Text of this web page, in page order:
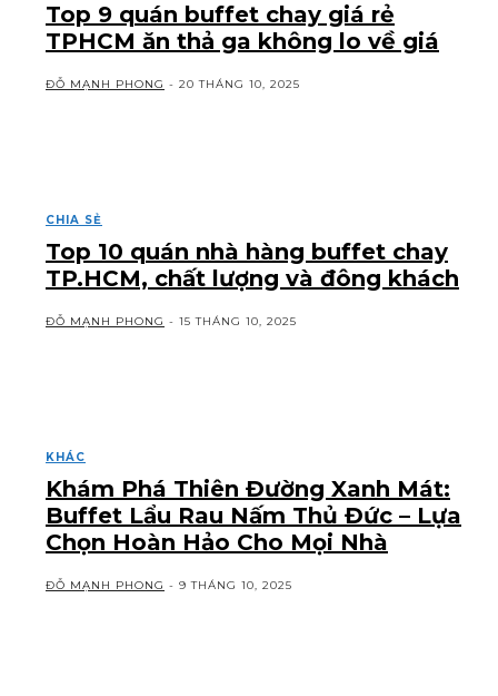
Top 9 quán buffet chay giá rẻ
TPHCM ăn thả ga không lo về giá
ĐỖ MẠNH PHONG - 20 THÁNG 10, 2025
CHIA SẺ
Top 10 quán nhà hàng buffet chay
TP.HCM, chất lượng và đông khách
ĐỖ MẠNH PHONG - 15 THÁNG 10, 2025
KHÁC
Khám Phá Thiên Đường Xanh Mát:
Buffet Lẩu Rau Nấm Thủ Đức – Lựa
Chọn Hoàn Hảo Cho Mọi Nhà
ĐỖ MẠNH PHONG - 9 THÁNG 10, 2025